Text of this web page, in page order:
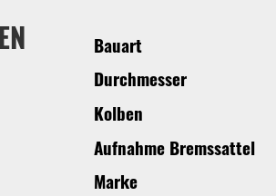
Bauart
Durchmesser
Kolben
Aufnahme Bremssattel
Marke